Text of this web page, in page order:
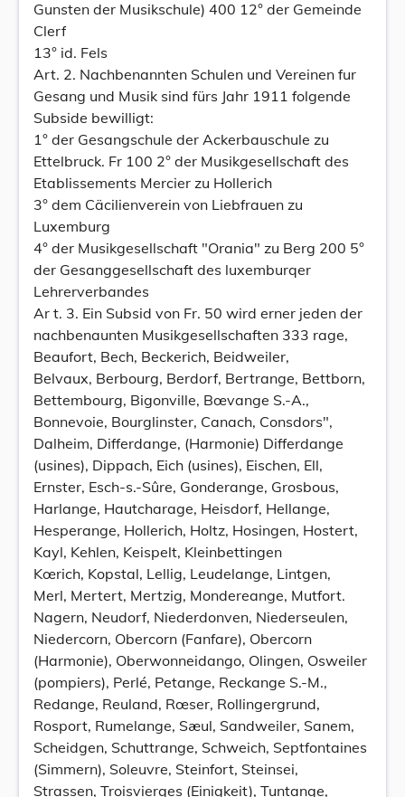
Gunsten der Musikschule) 400 12° der Gemeinde
Clerf
13° id. Fels
Art. 2. Nachbenannten Schulen und Vereinen fur
Gesang und Musik sind fürs Jahr 1911 folgende
Subside bewilligt:
1° der Gesangschule der Ackerbauschule zu
Ettelbruck. Fr 100 2° der Musikgesellschaft des
Etablissements Mercier zu Hollerich
3° dem Cäcilienverein von Liebfrauen zu
Luxemburg
4° der Musikgesellschaft "Orania" zu Berg 200 5°
der Gesanggesellschaft des luxemburqer
Lehrerverbandes
Ar t. 3. Ein Subsid von Fr. 50 wird erner jeden der
nachbenaunten Musikgesellschaften 333 rage,
Beaufort, Bech, Beckerich, Beidweiler,
Belvaux, Berbourg, Berdorf, Bertrange, Bettborn,
Bettembourg, Bigonville, Bœvange S.-A.,
Bonnevoie, Bourglinster, Canach, Consdors",
Dalheim, Differdange, (Harmonie) Differdange
(usines), Dippach, Eich (usines), Eischen, Ell,
Ernster, Esch-s.-Sûre, Gonderange, Grosbous,
Harlange, Hautcharage, Heisdorf, Hellange,
Hesperange, Hollerich, Holtz, Hosingen, Hostert,
Kayl, Kehlen, Keispelt, Kleinbettingen
Kœrich, Kopstal, Lellig, Leudelange, Lintgen,
Merl, Mertert, Mertzig, Mondereange, Mutfort.
Nagern, Neudorf, Niederdonven, Niederseulen,
Niedercorn, Obercorn (Fanfare), Obercorn
(Harmonie), Oberwonneidango, Olingen, Osweiler
(pompiers), Perlé, Petange, Reckange S.-M.,
Redange, Reuland, Rœser, Rollingergrund,
Rosport, Rumelange, Sæul, Sandweiler, Sanem,
Scheidgen, Schuttrange, Schweich, Septfontaines
(Simmern), Soleuvre, Steinfort, Steinsei,
Strassen, Troisvierges (Einigkeit), Tuntange,